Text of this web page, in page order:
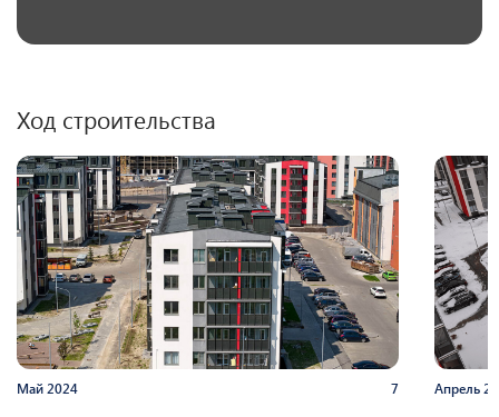
Ход строительства
Май 2024 7 Апрель